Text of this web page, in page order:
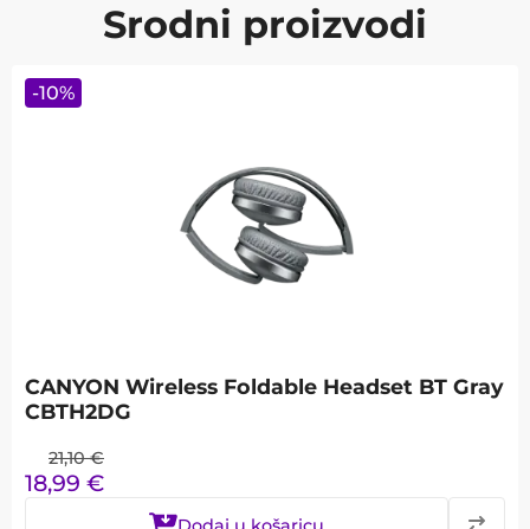
Srodni proizvodi
CANYON Wireless Foldable Headset BT Gray
CBTH2DG
21,10 €
18,99 €
-10%